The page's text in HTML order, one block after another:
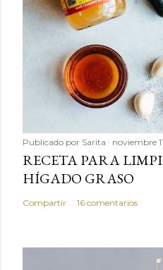
Publicado por Sarita noviembre
RECETA PARA
HÍGADO GRASO
Compartir 16 comentarios